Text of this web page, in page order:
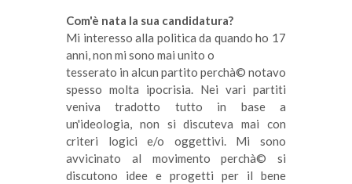
Com'è nata la sua candidatura?
Mi interesso alla politica da quando ho 17
anni, non mi sono mai unito o
tesserato in alcun partito perchà© notavo
spesso molta ipocrisia. Nei vari partiti
veniva tradotto tutto in base a
un'ideologia, non si discuteva mai con
criteri logici e/o oggettivi. Mi sono
avvicinato al movimento perchà© si
discutono idee e progetti per il bene